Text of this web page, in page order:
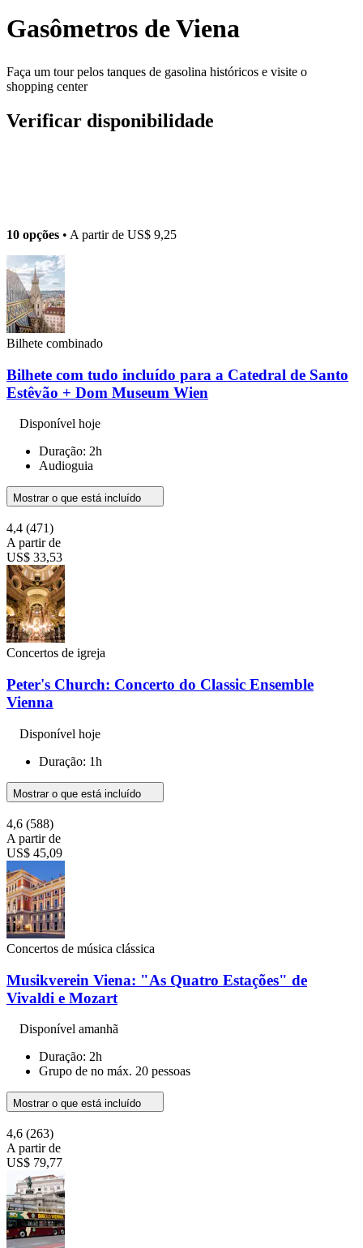
Gasômetros de Viena
Faça um tour pelos tanques de gasolina históricos e visite o
shopping center
Verificar disponibilidade
10 opções • A partir de US$ 9,25
Bilhete combinado
Bilhete com tudo incluído para a Catedral de Santo
Estêvão + Dom Museum Wien
Disponível hoje
Duração: 2h
Audioguia
Mostrar o que está incluído
4,4 (471)
A partir de
US$ 33,53
Concertos de igreja
Peter's Church: Concerto do Classic Ensemble
Vienna
Disponível hoje
Duração: 1h
Mostrar o que está incluído
4,6 (588)
A partir de
US$ 45,09
Concertos de música clássica
Musikverein Viena: "As Quatro Estações" de
Vivaldi e Mozart
Disponível amanhã
Duração: 2h
Grupo de no máx. 20 pessoas
Mostrar o que está incluído
4,6 (263)
A partir de
US$ 79,77